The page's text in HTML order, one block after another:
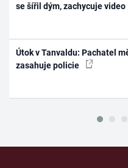
se šířil dým, zachycuje video
Útok v Tanvaldu: Pachatel
zasahuje policie